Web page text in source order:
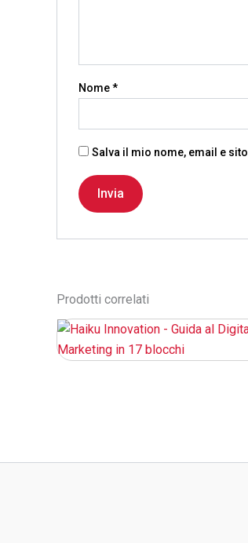
Nome*
Salva il mio nome, email e
Prodotti correlati